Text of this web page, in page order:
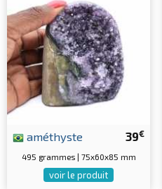
39€
améthyste
495 grammes | 75x60x85 mm
voir le produit